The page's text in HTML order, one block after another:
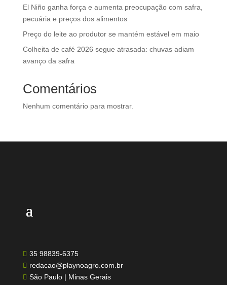
El Niño ganha força e aumenta preocupação com safra,
pecuária e preços dos alimentos
Preço do leite ao produtor se mantém estável em maio
Colheita de café 2026 segue atrasada: chuvas adiam
avanço da safra
Comentários
Nenhum comentário para mostrar.
 35 98839-6375
 redacao@playnoagro.com.br
 São Paulo | Minas Gerais